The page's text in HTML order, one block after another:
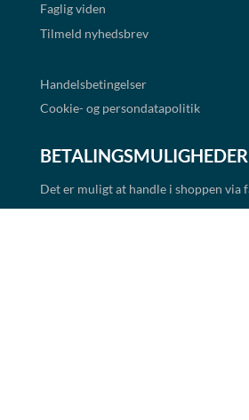
Faglig viden
Tilmeld nyhedsbrev
Handelsbetingelser
Cookie- og persondatapolitik
BETALINGSMULIGHEDER
Det er muligt at handle i shoppen via
betaling. Alle priser er eksklusiv